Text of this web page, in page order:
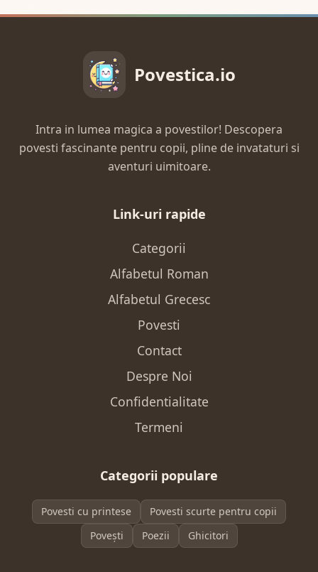
Povestica.io
Intra in lumea magica a povestilor! Descopera
povesti fascinante pentru copii, pline de invataturi si
aventuri uimitoare.
Link-uri rapide
Categorii
Alfabetul Roman
Alfabetul Grecesc
Povesti
Contact
Despre Noi
Confidentialitate
Termeni
Categorii populare
Povesti cu printese
Povesti scurte pentru copii
Povești
Poezii Ghicitori